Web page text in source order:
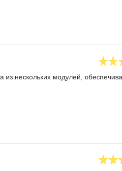
из нескольких модулей,